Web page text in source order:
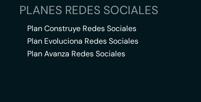
PLANES REDES SOCIALES
Plan Construye Redes Sociales
Plan Evoluciona Redes Sociales
Plan Avanza Redes Sociales